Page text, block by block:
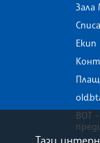
Зала
Екип
ВОТ -
Тази